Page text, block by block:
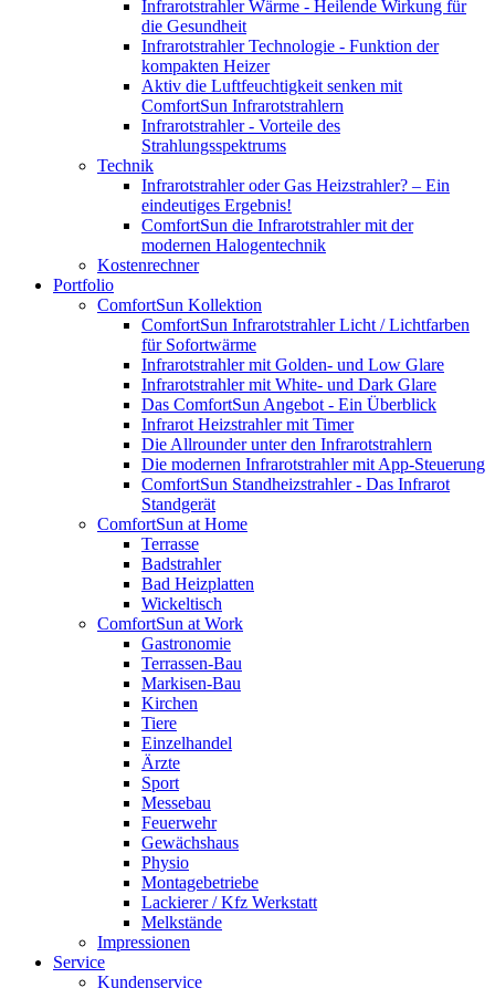
Infrarotstrahler Wärme - Heilende Wirkung für
die Gesundheit
Infrarotstrahler Technologie - Funktion der
kompakten Heizer
Aktiv die Luftfeuchtigkeit senken mit
ComfortSun Infrarotstrahlern
Infrarotstrahler - Vorteile des
Strahlungsspektrums
Technik
Infrarotstrahler oder Gas Heizstrahler? – Ein
eindeutiges Ergebnis!
ComfortSun die Infrarotstrahler mit der
modernen Halogentechnik
Kostenrechner
Portfolio
ComfortSun Kollektion
ComfortSun Infrarotstrahler Licht / Lichtfarben
für Sofortwärme
Infrarotstrahler mit Golden- und Low Glare
Infrarotstrahler mit White- und Dark Glare
Das ComfortSun Angebot - Ein Überblick
Infrarot Heizstrahler mit Timer
Die Allrounder unter den Infrarotstrahlern
Die modernen Infrarotstrahler mit App-Steuerung
ComfortSun Standheizstrahler - Das Infrarot
Standgerät
ComfortSun at Home
Terrasse
Badstrahler
Bad Heizplatten
Wickeltisch
ComfortSun at Work
Gastronomie
Terrassen-Bau
Markisen-Bau
Kirchen
Tiere
Einzelhandel
Ärzte
Sport
Messebau
Feuerwehr
Gewächshaus
Physio
Montagebetriebe
Lackierer / Kfz Werkstatt
Melkstände
Impressionen
Service
Kundenservice